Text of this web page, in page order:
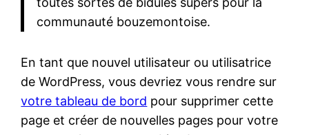
10:30 – 11:00
reserve reserve reserve reserve reserve
communauté bouzemontoise.
En tant que nouvel utilisateur ou utilisatrice
de WordPress, vous devriez vous rendre sur
votre tableau de bord pour supprimer cette
page et créer de nouvelles pages pour votre